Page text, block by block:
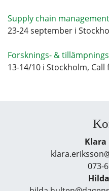
Supply chain management
23-24 september i
Forsknings- &
13-14/10 i Stockholm, Call
Klara
073-